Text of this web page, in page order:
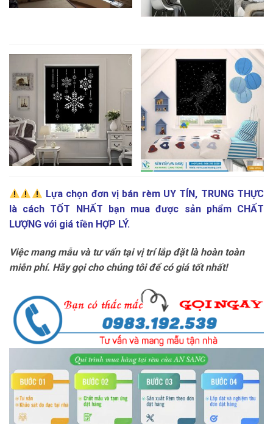
Lựa chọn đơn vị bán rèm UY TÍN, TRUNG THỰC
là cách TỐT NHẤT bạn mua được sản phẩm CHẤT
LƯỢNG với giá tiền HỢP LÝ.
Việc mang mẫu và tư vấn tại vị trí lắp đặt là hoàn toàn
miễn phí. Hãy gọi cho chúng tôi để có giá tốt nhất!